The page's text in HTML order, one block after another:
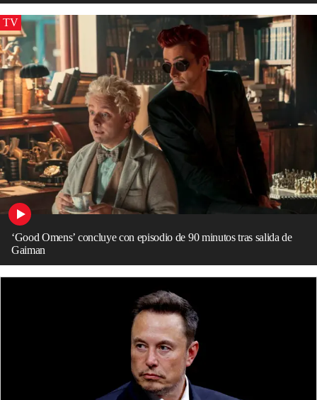
TV
‘Good Omens’ concluye con episodio de 90 minutos tras salida de
Gaiman